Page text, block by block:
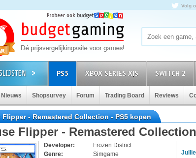
Volg
PS5 XBOX SERIES X|S SWITCH 2
Nieuws Shopsurvey Forum Trading Board Reviews
Flipper - Remastered Collection - PS5 kopen
Flipper - Remastered Collection
Developer:
Frozen District
Genre:
Simgame